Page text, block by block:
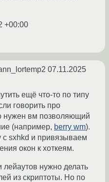
+00:00
07.11.2025
ещё что-то по типу
говорить про
нужен вм позволяющий
(например, berry wm).
с sxhkd и привязываем
окон к хоткеям.
лейаутов нужно делать
из скриптоты. Но по